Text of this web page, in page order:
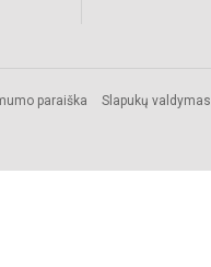
paraiška Slapukų valdymas